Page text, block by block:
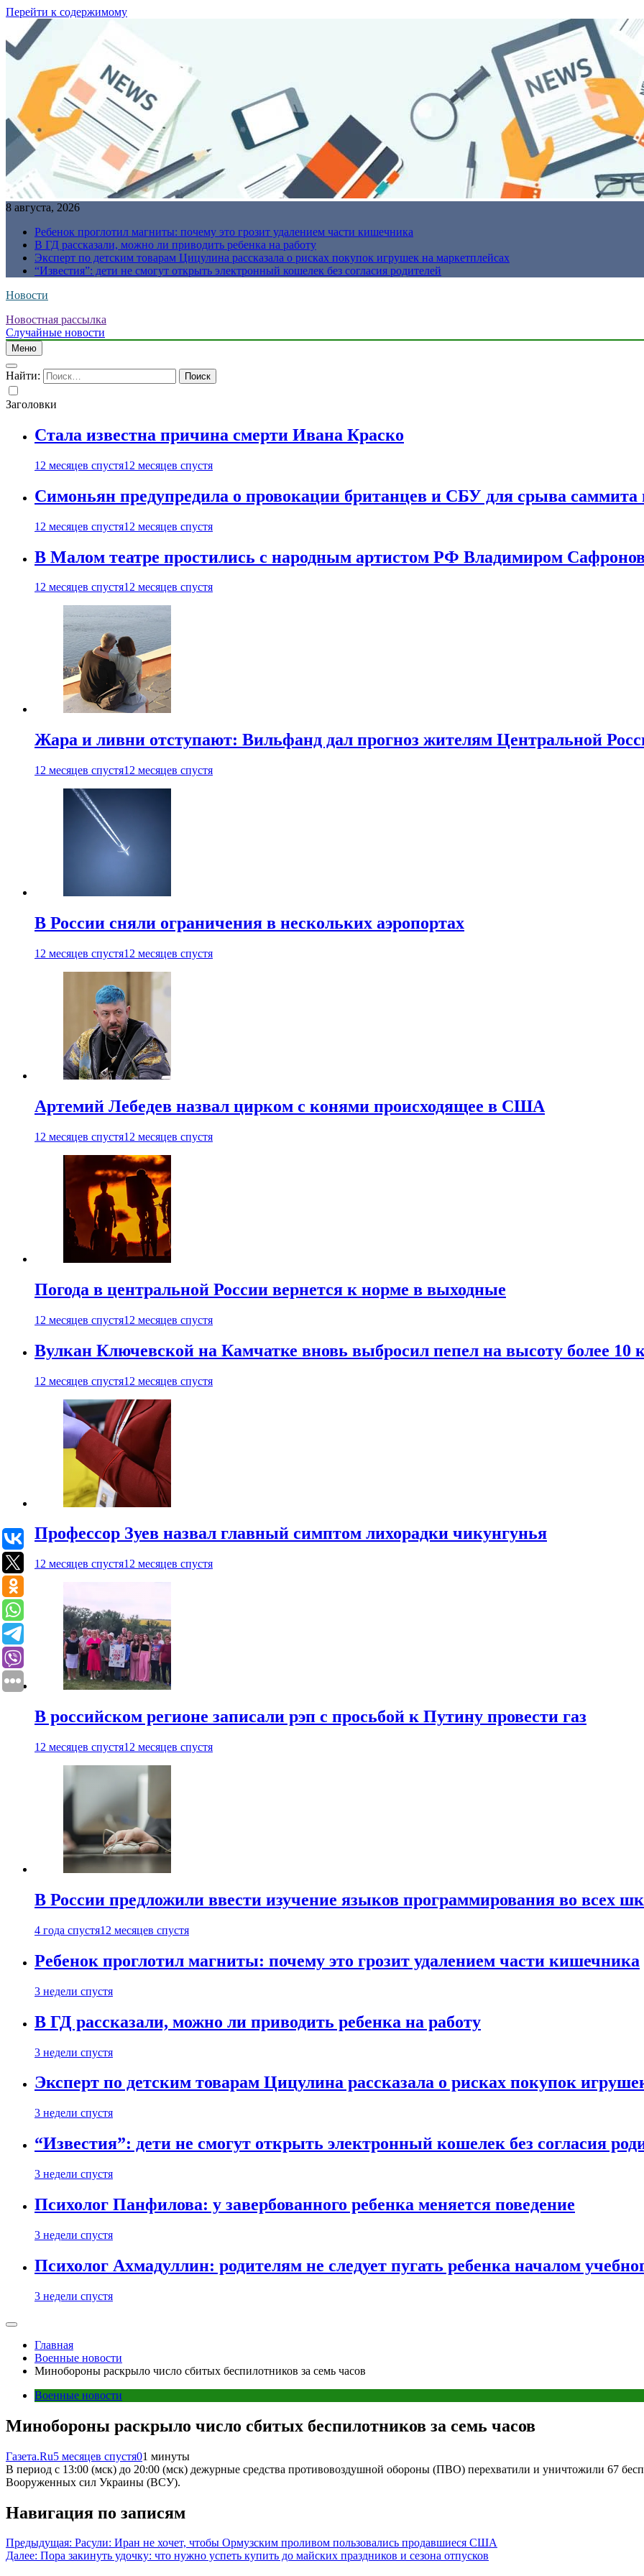
Перейти к содержимому
8 августа, 2026
Ребенок проглотил магниты: почему это грозит удалением части кишечника
В ГД рассказали, можно ли приводить ребенка на работу
Эксперт по детским товарам Цицулина рассказала о рисках покупок игрушек на маркетплейсах
“Известия”: дети не смогут открыть электронный кошелек без согласия родителей
Новости
Новостная рассылка
Случайные новости
Меню
Найти:
Заголовки
Стала известна причина смерти Ивана Краско
12 месяцев спустя12 месяцев спустя
Симоньян предупредила о провокации британцев и СБУ для срыва саммита
12 месяцев спустя12 месяцев спустя
В Малом театре простились с народным артистом РФ Владимиром
12 месяцев спустя12 месяцев спустя
Жара и ливни отступают: Вильфанд дал прогноз жителям Центральной
12 месяцев спустя12 месяцев спустя
В России сняли ограничения в нескольких аэропортах
12 месяцев спустя12 месяцев спустя
Артемий Лебедев назвал цирком с конями происходящее в США
12 месяцев спустя12 месяцев спустя
Погода в центральной России вернется к норме в выходные
12 месяцев спустя12 месяцев спустя
Вулкан Ключевской на Камчатке вновь выбросил пепел на высоту более 10
12 месяцев спустя12 месяцев спустя
Профессор Зуев назвал главный симптом лихорадки чикунгунья
12 месяцев спустя12 месяцев спустя
В российском регионе записали рэп с просьбой к Путину провести газ
12 месяцев спустя12 месяцев спустя
В России предложили ввести изучение языков программирования во всех
4 года спустя12 месяцев спустя
Ребенок проглотил магниты: почему это грозит удалением части кишечника
3 недели спустя
В ГД рассказали, можно ли приводить ребенка на работу
3 недели спустя
Эксперт по детским товарам Цицулина рассказала о рисках покупок
3 недели спустя
“Известия”: дети не смогут открыть электронный кошелек без согласия
3 недели спустя
Психолог Панфилова: у завербованного ребенка меняется поведение
3 недели спустя
Психолог Ахмадуллин: родителям не следует пугать ребенка началом
3 недели спустя
Главная
Военные новости
Минобороны раскрыло число сбитых беспилотников за семь часов
Военные новости
Минобороны раскрыло число сбитых беспилотников за семь часов
Газета.Ru5 месяцев спустя01 минуты
В период с 13:00 (мск) до 20:00 (мск) дежурные средства противовоздушной обороны (ПВО) перехватили и уничтожили 67
Вооруженных сил Украины (ВСУ).
Навигация по записям
Предыдущая: Расули: Иран не хочет, чтобы Ормузским проливом пользовались продавшиеся США
Далее: Пора закинуть удочку: что нужно успеть купить до майских праздников и сезона отпусков